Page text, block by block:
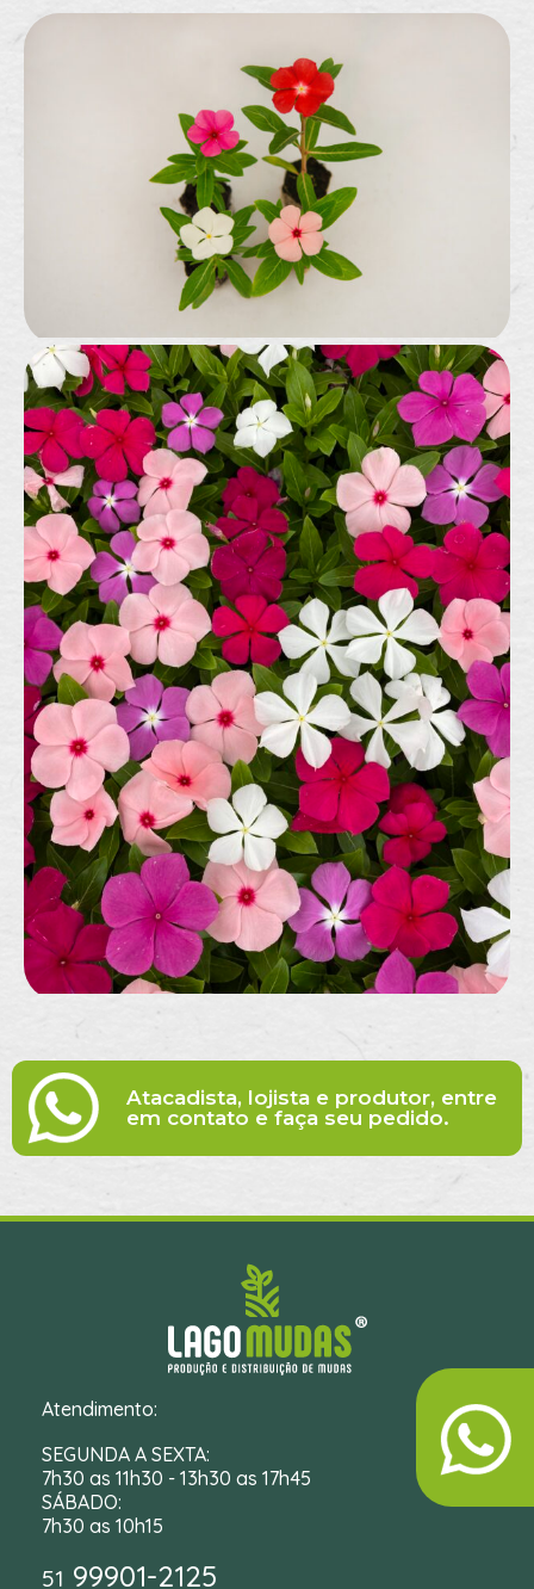
Atacadista, lojista e produtor, entre
em contato e faça seu pedido.
Atendimento:
SEGUNDA A SEXTA:
7h30 as 11h30 - 13h30 as 17h45
SÁBADO:
7h30 as 10h15
51 99901-2125